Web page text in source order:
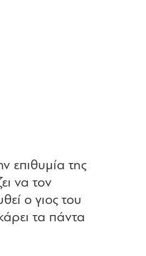
επιθυμία της
να τον
ο γιος του
τα πάντα